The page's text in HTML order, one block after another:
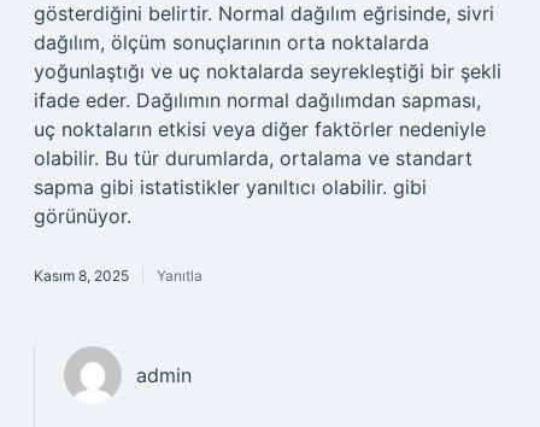
gösterdiğini belirtir. Normal dağılım eğrisinde, sivri
dağılım, ölçüm sonuçlarının orta noktalarda
yoğunlaştığı ve uç noktalarda seyrekleştiği bir şekli
ifade eder. Dağılımın normal dağılımdan sapması,
uç noktaların etkisi veya diğer faktörler nedeniyle
olabilir. Bu tür durumlarda, ortalama ve standart
sapma gibi istatistikler yanıltıcı olabilir. gibi
görünüyor.
Kasım 8, 2025 Yanıtla
admin